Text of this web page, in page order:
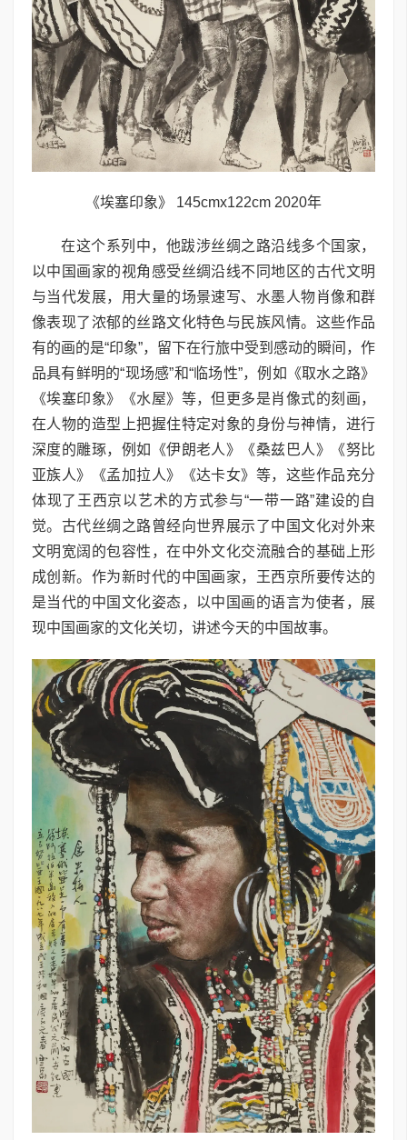
《埃塞印象》 145cmx122cm 2020年
在这个系列中，他跋涉丝绸之路沿线多个国家，
以中国画家的视角感受丝绸沿线不同地区的古代文明
与当代发展，用大量的场景速写、水墨人物肖像和群
像表现了浓郁的丝路文化特色与民族风情。这些作品
有的画的是“印象”，留下在行旅中受到感动的瞬间，作
品具有鲜明的“现场感”和“临场性”，例如《取水之路》
《埃塞印象》《水屋》等，但更多是肖像式的刻画，
在人物的造型上把握住特定对象的身份与神情，进行
深度的雕琢，例如《伊朗老人》《桑兹巴人》《努比
亚族人》《孟加拉人》《达卡女》等，这些作品充分
体现了王西京以艺术的方式参与“一带一路”建设的自
觉。古代丝绸之路曾经向世界展示了中国文化对外来
文明宽阔的包容性，在中外文化交流融合的基础上形
成创新。作为新时代的中国画家，王西京所要传达的
是当代的中国文化姿态，以中国画的语言为使者，展
现中国画家的文化关切，讲述今天的中国故事。